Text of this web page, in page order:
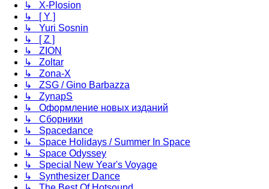
↳ X-Plosion
↳ [ Y ]
↳ Yuri Sosnin
↳ [ Z ]
↳ ZION
↳ Zoltar
↳ Zona-X
↳ ZSG / Gino Barbazza
↳ ZynapS
↳ Оформление новых изданий
↳ Сборники
↳ Spacedance
↳ Space Holidays / Summer In Space
↳ Space Odyssey
↳ Special New Year's Voyage
↳ Synthesizer Dance